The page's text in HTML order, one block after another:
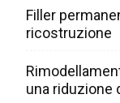
Filler
ricostruzione
una riduzione